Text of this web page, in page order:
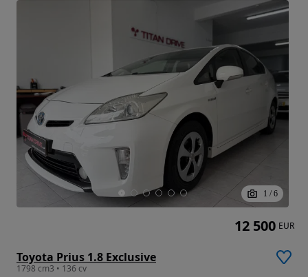
1 / 6
Toyota Prius 1.8 Exclusive
1798 cm3 • 136 cv
12 500 EUR